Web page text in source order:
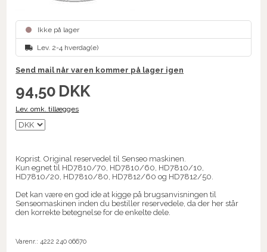
Ikke på lager
Lev. 2-4 hverdag(e)
Send mail når varen kommer på lager igen
94,50 DKK
Lev. omk. tillægges
Koprist. Original reservedel til Senseo maskinen.
Kun egnet til HD7810/70, HD7810/60, HD7810/10,
HD7810/20, HD7810/80, HD7812/60 og HD7812/50.
Det kan være en god ide at kigge på brugsanvisningen til
Senseomaskinen inden du bestiller reservedele, da der her står
den korrekte betegnelse for de enkelte dele.
Varenr.:4222 240 06670